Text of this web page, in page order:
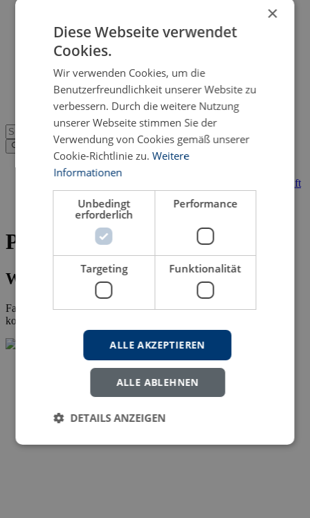
Suche im Online-Katalog
Kataloge im PDF-Format
Neuerscheinungsdienst
Open Access
Shop
Verlagsprogramm >
Kulturwissenschaft, Kunstwissenschaft & Musikwissenschaft
Psalmodie
Psalmodie
Wissenschaftliche Fachliteratur
Falls bei Ihnen die Veröffentlichung derDissertationansteht,
kontaktieren Sie uns gern.
×
Diese Webseite verwendet
Cookies.
Wir verwenden Cookies, um die
Benutzerfreundlichkeit unserer Website zu
verbessern. Durch die weitere Nutzung
unserer Webseite stimmen Sie der
Verwendung von Cookies gemäß unserer
Cookie-Richtlinie zu. Weitere
Informationen
Unbedingt
erforderlich
Performance
Targeting Funktionalität
ALLE AKZEPTIEREN
ALLE ABLEHNEN
DETAILS ANZEIGEN